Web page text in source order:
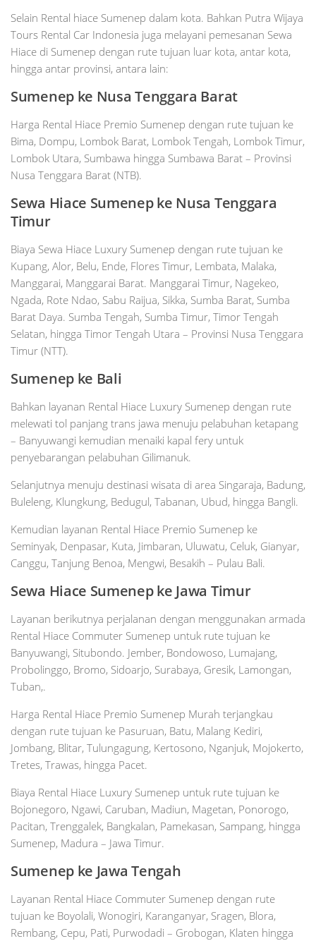
Selain Rental hiace Sumenep dalam kota. Bahkan Putra Wijaya
Tours Rental Car Indonesia juga melayani pemesanan Sewa
Hiace di Sumenep dengan rute tujuan luar kota, antar kota,
hingga antar provinsi, antara lain:
Sumenep ke Nusa Tenggara Barat
Harga Rental Hiace Premio Sumenep dengan rute tujuan ke
Bima, Dompu, Lombok Barat, Lombok Tengah, Lombok Timur,
Lombok Utara, Sumbawa hingga Sumbawa Barat – Provinsi
Nusa Tenggara Barat (NTB).
Sewa Hiace Sumenep ke Nusa Tenggara
Timur
Biaya Sewa Hiace Luxury Sumenep dengan rute tujuan ke
Kupang, Alor, Belu, Ende, Flores Timur, Lembata, Malaka,
Manggarai, Manggarai Barat. Manggarai Timur, Nagekeo,
Ngada, Rote Ndao, Sabu Raijua, Sikka, Sumba Barat, Sumba
Barat Daya. Sumba Tengah, Sumba Timur, Timor Tengah
Selatan, hingga Timor Tengah Utara – Provinsi Nusa Tenggara
Timur (NTT).
Sumenep ke Bali
Bahkan layanan Rental Hiace Luxury Sumenep dengan rute
melewati tol panjang trans jawa menuju pelabuhan ketapang
– Banyuwangi kemudian menaiki kapal fery untuk
penyebarangan pelabuhan Gilimanuk.
Selanjutnya menuju destinasi wisata di area Singaraja, Badung,
Buleleng, Klungkung, Bedugul, Tabanan, Ubud, hingga Bangli.
Kemudian layanan Rental Hiace Premio Sumenep ke
Seminyak, Denpasar, Kuta, Jimbaran, Uluwatu, Celuk, Gianyar,
Canggu, Tanjung Benoa, Mengwi, Besakih – Pulau Bali.
Sewa Hiace Sumenep ke Jawa Timur
Layanan berikutnya perjalanan dengan menggunakan armada
Rental Hiace Commuter Sumenep untuk rute tujuan ke
Banyuwangi, Situbondo. Jember, Bondowoso, Lumajang,
Probolinggo, Bromo, Sidoarjo, Surabaya, Gresik, Lamongan,
Tuban,.
Harga Rental Hiace Premio Sumenep Murah terjangkau
dengan rute tujuan ke Pasuruan, Batu, Malang Kediri,
Jombang, Blitar, Tulungagung, Kertosono, Nganjuk, Mojokerto,
Tretes, Trawas, hingga Pacet.
Biaya Rental Hiace Luxury Sumenep untuk rute tujuan ke
Bojonegoro, Ngawi, Caruban, Madiun, Magetan, Ponorogo,
Pacitan, Trenggalek, Bangkalan, Pamekasan, Sampang, hingga
Sumenep, Madura – Jawa Timur.
Sumenep ke Jawa Tengah
Layanan Rental Hiace Commuter Sumenep dengan rute
tujuan ke Boyolali, Wonogiri, Karanganyar, Sragen, Blora,
Rembang, Cepu, Pati, Purwodadi – Grobogan, Klaten hingga